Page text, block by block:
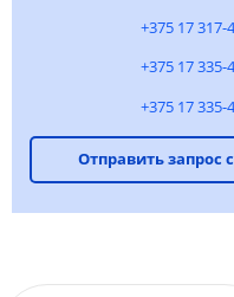
+375 17 317-
+375 17 335-
+375 17 335-
Отправить запрос